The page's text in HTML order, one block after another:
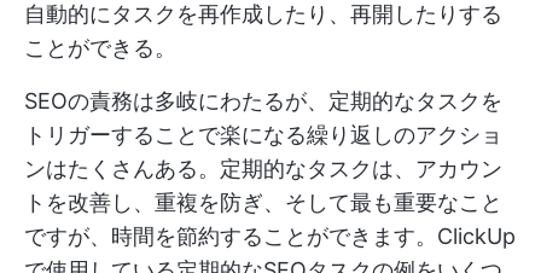
自動的にタスクを再作成したり、再開したりする
ことができる。
SEOの責務は多岐にわたるが、定期的なタスクを
トリガーすることで楽になる繰り返しのアクショ
ンはたくさんある。定期的なタスクは、アカウン
トを改善し、重複を防ぎ、そして最も重要なこと
ですが、時間を節約することができます。ClickUp